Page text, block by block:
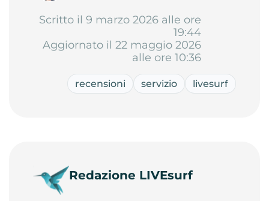
Scritto il 9 marzo 2026 alle ore
19:44
Aggiornato il 22 maggio 2026
alle ore 10:36
recensioni servizio livesurf
Redazione LIVEsurf